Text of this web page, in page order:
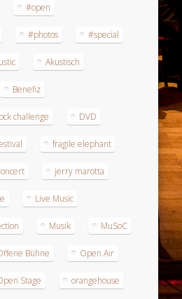
#open
#photos #special
Akustisch
Benefiz
challenge DVD
fragile elephant
jerry marotta
Live Music
Musik MuSoC
Bühne Open Air
Stage orangehouse